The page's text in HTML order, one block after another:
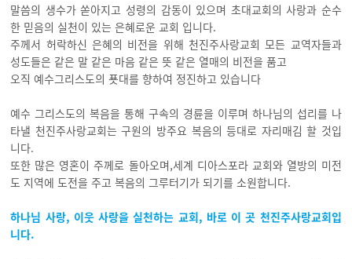
말씀의 생수가 쏟아지고 성령의 감동이 있으며 초대교회의 사랑과 순수
한 믿음의 실천이 있는 은혜로운 교회 입니다.
주께서 허락하신 은혜의 비전을 위해 천진주사랑교회 모든 교역자들과
성도들은 같은 말 같은 마음 같은 뜻 같은 열매의 비전을 품고
오직 예수그리스도의 푯대를 향하여 정진하고 있습니다
예수 그리스도의 복음을 통해 구속의 경륜을 이루며 하나님의 섭리를 나
타낼 천진주사랑교회는 구원의 방주요 복음의 등대로 자리매김 할 것입
니다.
또한 많은 영혼이 주께로 돌아오며,세계 디아스포라 교회와 열방의 미전
도 지역에 도전을 주고 복음의 그루터기가 되기를 소원합니다.
하나님 사랑, 이웃 사랑을 실천하는 교회, 바로 이 곳 천진주사랑교회입
니다.